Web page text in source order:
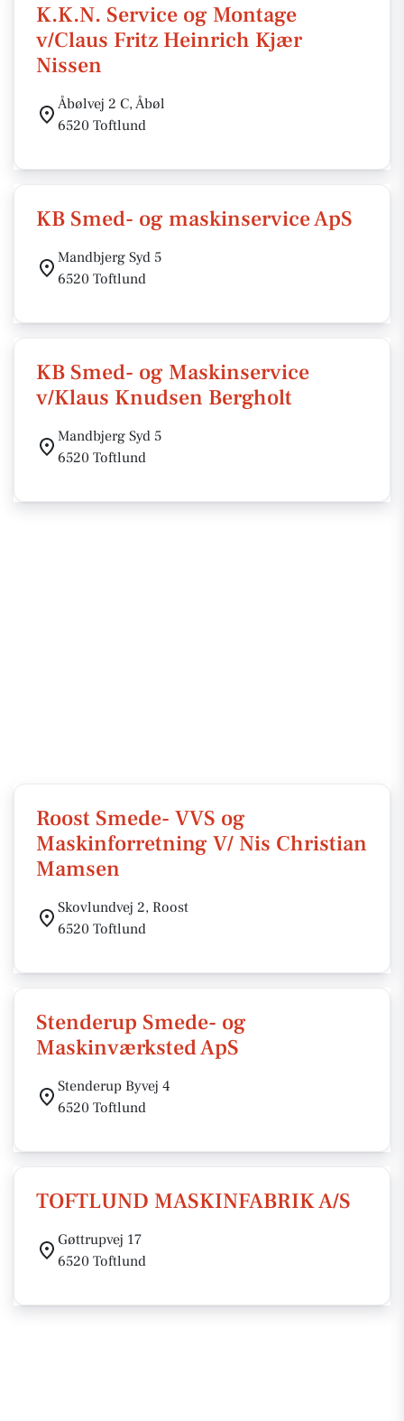
K.K.N. Service og Montage
v/Claus Fritz Heinrich Kjær
Nissen
Åbølvej 2 C, Åbøl
6520 Toftlund
KB Smed- og maskinservice ApS
Mandbjerg Syd 5
6520 Toftlund
KB Smed- og Maskinservice
v/Klaus Knudsen Bergholt
Mandbjerg Syd 5
6520 Toftlund
Roost Smede- VVS og
Maskinforretning V/ Nis Christian
Mamsen
Skovlundvej 2, Roost
6520 Toftlund
Stenderup Smede- og
Maskinværksted ApS
Stenderup Byvej 4
6520 Toftlund
TOFTLUND MASKINFABRIK A/S
Gøttrupvej 17
6520 Toftlund